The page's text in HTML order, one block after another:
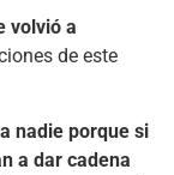
volvió a
de este
nadie porque si
a dar cadena